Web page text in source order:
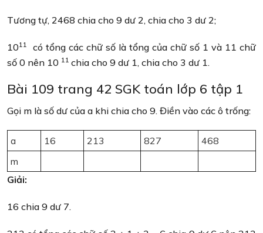
Tương tự, 2468 chia cho 9 dư 2, chia cho 3 dư 2;
1011
có tổng các chữ số là tổng của chữ số 1 và 11 chữ
số 0 nên 10 11 chia cho 9 dư 1, chia cho 3 dư 1.
Bài 109 trang 42 SGK toán lớp 6 tập 1
Gọi m là số dư của a khi chia cho 9. Điền vào các ô trống:
a 16 213 827
468
m
Giải:
16 chia 9 dư 7.